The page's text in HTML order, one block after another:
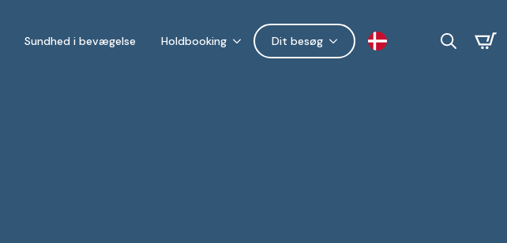
Sundhed i bevægelse Holdbooking Dit besøg